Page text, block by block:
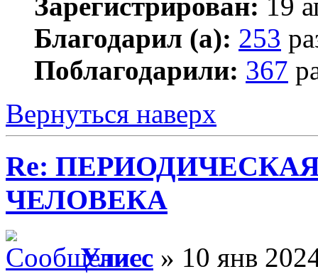
Благодарил (а): 253
Поблагодарили: 367
Вернуться наверх
Re:
ЧЕЛОВЕКА
Улисс » 10 янв